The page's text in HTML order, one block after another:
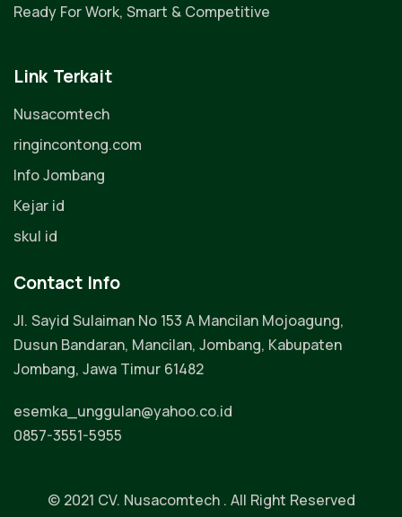
Ready For Work, Smart & Competitive
Link Terkait
Nusacomtech
ringincontong.com
Info Jombang
Kejar id
skul id
Contact Info
Jl. Sayid Sulaiman No 153 A Mancilan Mojoagung,
Dusun Bandaran, Mancilan, Jombang, Kabupaten
Jombang, Jawa Timur 61482
esemka_unggulan@yahoo.co.id
0857-3551-5955
© 2021 CV. Nusacomtech. All Right Reserved